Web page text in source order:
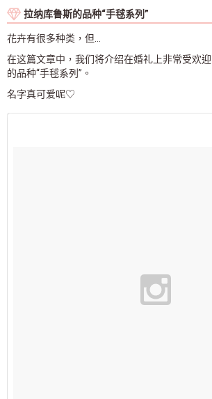
拉纳库鲁斯的品种“手毬系列”
花卉有很多种类，但…
在这篇文章中，我们将介绍在婚礼上非常受欢迎
的品种“手毬系列”。
名字真可爱呢♡